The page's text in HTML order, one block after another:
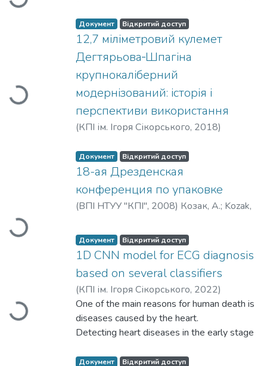
Вантажиться...
Документ Відкритий доступ
12,7 міліметровий кулемет
Дегтярьова‐Шпагіна
крупнокаліберний
модернізований: історія і
перспективи використання
(КПІ ім. Ігоря Сікорського, 2018)
Вантажиться...
Документ Відкритий доступ
18-ая Дрезденская
конференция по упаковке
(ВПІ НТУУ "КПІ", 2008) Козак, А.; Kozak,
Вантажиться...
Документ Відкритий доступ
1D CNN model for ECG diagnosis
based on several classifiers
(КПІ ім. Ігоря Сікорського, 2022)
Mahmoud M. Bassiouni;Islam Hegazy;
Nouhad Rizk;El-Sayed A. El-Dahshan
Abdelbadeeh M. Salem
One of the main reasons for human death is
diseases caused by the heart.
Detecting heart diseases in the early stage
to the heart muscle. One of the main signals
Документ Відкритий доступ